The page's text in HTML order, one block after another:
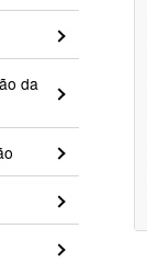
da